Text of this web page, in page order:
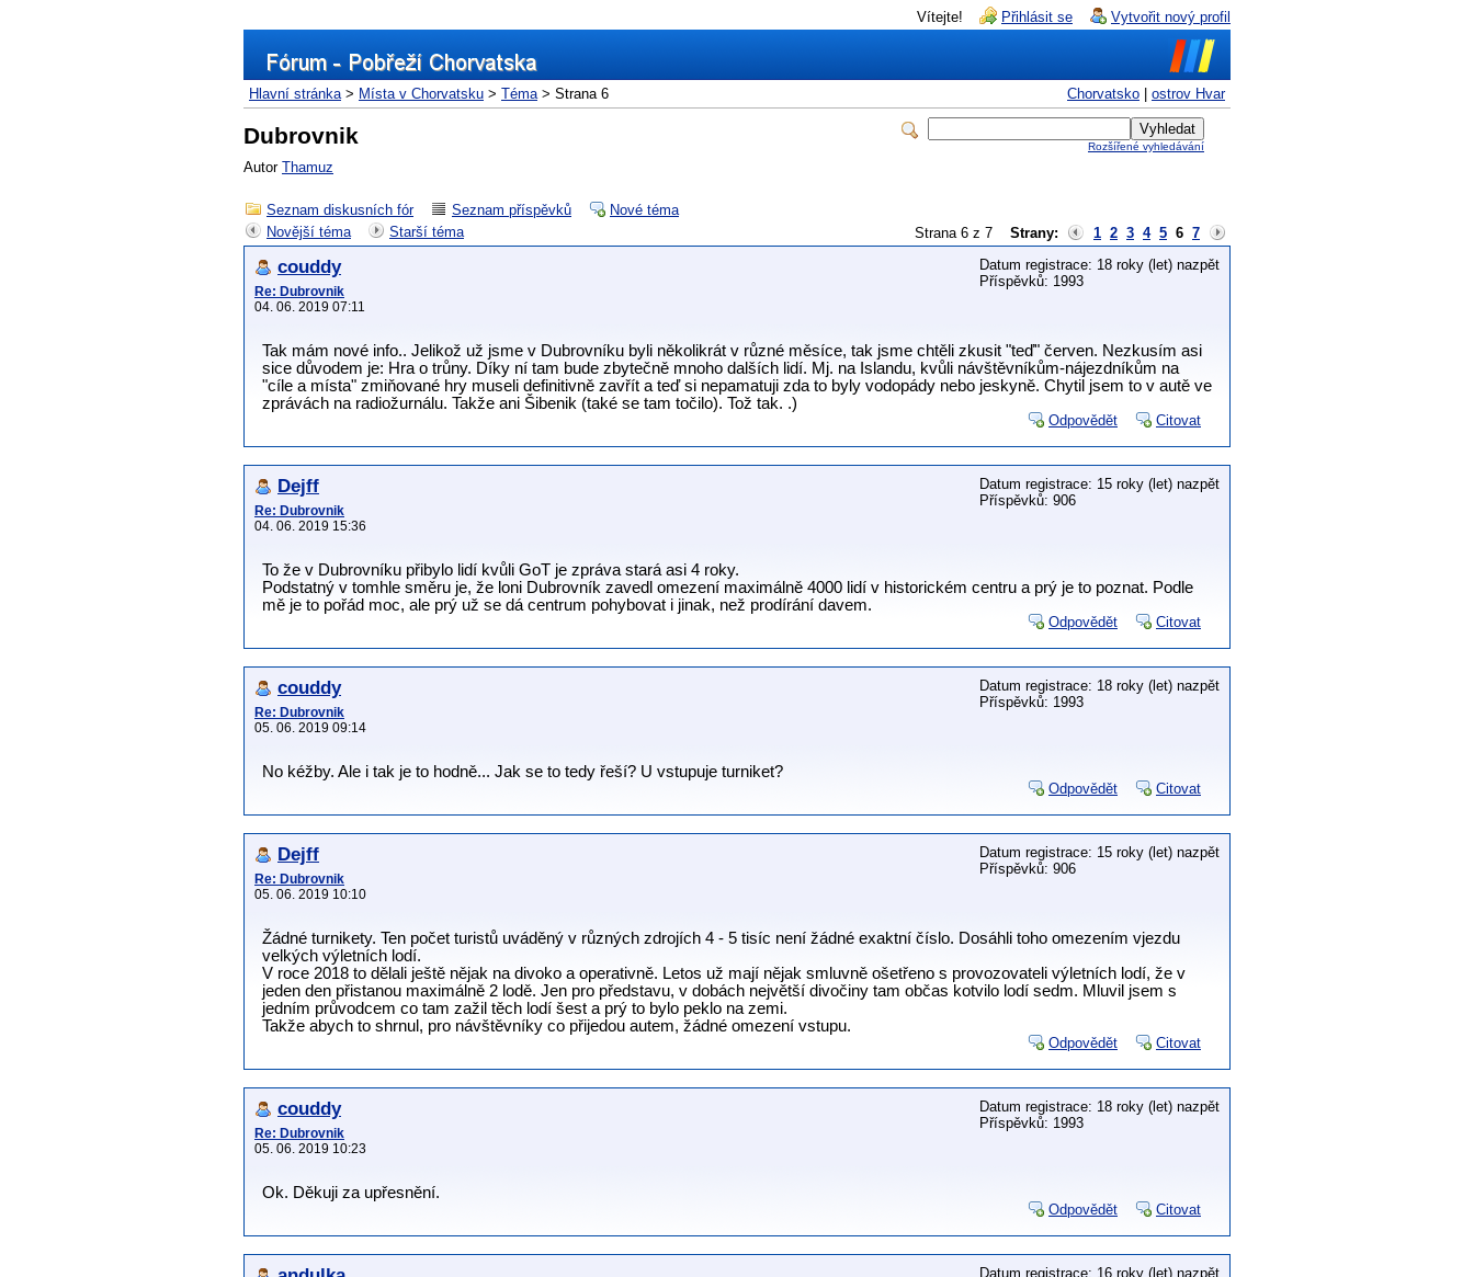
Vítejte! Přihlásit se Vytvořit nový profil
Chorvatsko ostrov Hvar
Hlavní stránka> Místa v Chorvatsku > Téma> Strana 6
Rozšířené vyhledávání
Dubrovnik
Autor Thamuz
Seznam diskusních fór Seznam příspěvků
Nové téma
Strana 6 z 7 Strany: 1 2 3 4 5 6 7
Novější téma Starší téma
couddy
Re: Dubrovnik
04. 06. 2019 07:11
Datum registrace: 18 roky (let) nazpět
Příspěvků: 1993
Tak mám nové info.. Jelikož už jsme v Dubrovníku byli několikrát v různé měsíce, tak jsme chtěli zkusit "teď" červen. Nezkusím asi
sice důvodem je: Hra o trůny. Díky ní tam bude zbytečně mnoho dalších lidí. Mj. na Islandu, kvůli návštěvníkům-nájezdníkům na
"cíle a místa" zmiňované hry museli definitivně zavřít a teď si nepamatuji zda to byly vodopády nebo jeskyně. Chytil jsem to v autě ve
zprávách na radiožurnálu. Takže ani Šibenik (také se tam točilo). Tož tak. .)
Odpovědět Citovat
Dejff
Re: Dubrovnik
04. 06. 2019 15:36
Datum registrace: 15 roky (let) nazpět
Příspěvků: 906
To že v Dubrovníku přibylo lidí kvůli GoT je zpráva stará asi 4 roky.
Podstatný v tomhle směru je, že loni Dubrovník zavedl omezení maximálně 4000 lidí v historickém centru a prý je to poznat. Podle
mě je to pořád moc, ale prý už se dá centrum pohybovat i jinak, než prodírání davem.
Odpovědět Citovat
couddy
Re: Dubrovnik
05. 06. 2019 09:14
Datum registrace: 18 roky (let) nazpět
Příspěvků: 1993
No kéžby. Ale i tak je to hodně... Jak se to tedy řeší? U vstupuje turniket?
Odpovědět Citovat
Dejff
Re: Dubrovnik
05. 06. 2019 10:10
Datum registrace: 15 roky (let) nazpět
Příspěvků: 906
Žádné turnikety. Ten počet turistů uváděný v různých zdrojích 4 - 5 tisíc není žádné exaktní číslo. Dosáhli toho omezením vjezdu
velkých výletních lodí.
V roce 2018 to dělali ještě nějak na divoko a operativně. Letos už mají nějak smluvně ošetřeno s provozovateli výletních lodí, že v
jeden den přistanou maximálně 2 lodě. Jen pro představu, v dobách největší divočiny tam občas kotvilo lodí sedm. Mluvil jsem s
jedním průvodcem co tam zažil těch lodí šest a prý to bylo peklo na zemi.
Takže abych to shrnul, pro návštěvníky co přijedou autem, žádné omezení vstupu.
Odpovědět Citovat
couddy
Re: Dubrovnik
05. 06. 2019 10:23
Datum registrace: 18 roky (let) nazpět
Příspěvků: 1993
Ok. Děkuji za upřesnění.
Odpovědět Citovat
Datum registrace: 16 roky (let) nazpět